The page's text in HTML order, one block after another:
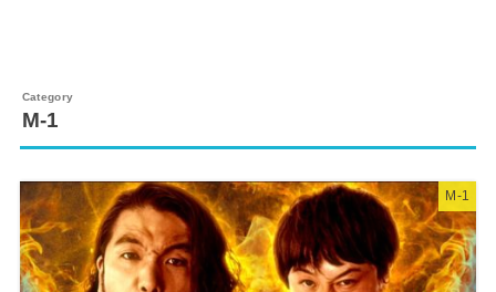
M-1
M-1